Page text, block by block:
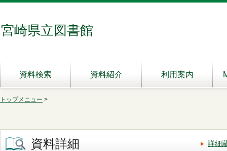
宮崎県立図書館
資料検索 資料紹介 利用案内
トップメニュー >
資料詳細 詳細